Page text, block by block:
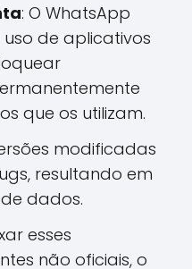
: O WhatsApp
de aplicativos
que os utilizam.
modificadas
resultando em
dados.
esses
não oficiais, o